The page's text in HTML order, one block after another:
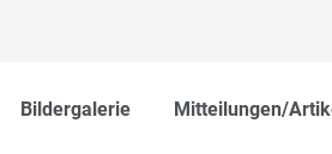
Bildergalerie Mitteilungen/